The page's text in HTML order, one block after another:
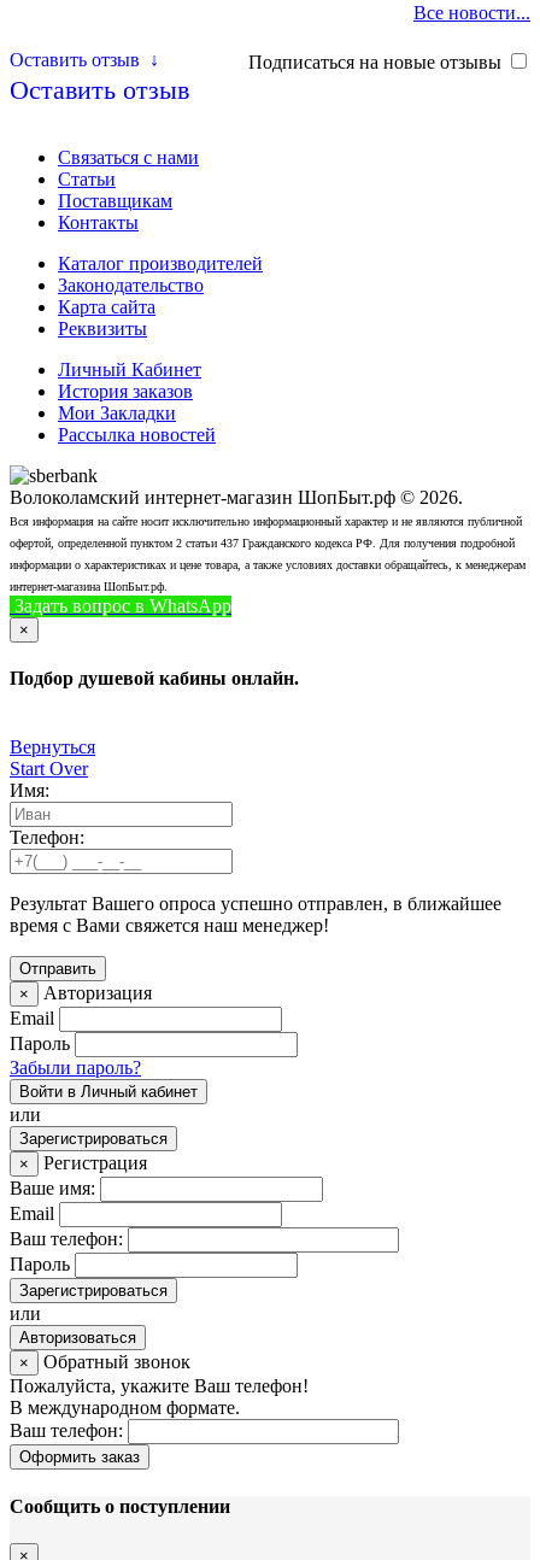
Все новости...
Подписаться на новые отзывы
Оставить отзыв ↓
Оставить отзыв
Связаться с нами
Статьи
Поставщикам
Контакты
Каталог производителей
Законодательство
Карта сайта
Реквизиты
Личный Кабинет
История заказов
Мои Закладки
Рассылка новостей
Волоколамский интернет-магазин ШопБыт.рф © 2026.
Вся информация на сайте носит исключительно информационный характер и не являются публичной
офертой, определенной пунктом 2 статьи 437 Гражданского кодекса РФ. Для получения подробной
информации о характеристиках и цене товара, а также условиях доставки обращайтесь, к менеджерам
интернет-магазина ШопБыт.рф.
Задать вопрос в WhatsApp
×
Подбор душевой кабины онлайн.
Вернуться
Start Over
Имя:
Телефон:
Результат Вашего опроса успешно отправлен, в ближайшее
время с Вами свяжется наш менеджер!
×
Авторизация
Email
Пароль
Забыли пароль?
Войти в Личный кабинет
или
Зарегистрироваться
×
Регистрация
Ваше имя:
Email
Ваш телефон:
Пароль
Зарегистрироваться
или
Авторизоваться
×
Обратный звонок
Пожалуйста, укажите Ваш телефон!
В международном формате.
Ваш телефон:
Оформить заказ
Сообщить о поступлении
×